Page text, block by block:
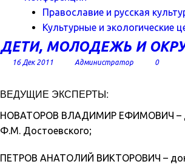
Православие и русская
Культурные и экологические
ДЕТИ, МОЛОДЕЖЬ И
16 Дек 2011 Администратор 0
ВЕДУЩИЕ ЭКСПЕРТЫ:
НОВАТОРОВ ВЛАДИМИР ЕФИМОВИЧ –
Ф.М. Достоевского;
ПЕТРОВ АНАТОЛИЙ ВИКТОРОВИЧ –